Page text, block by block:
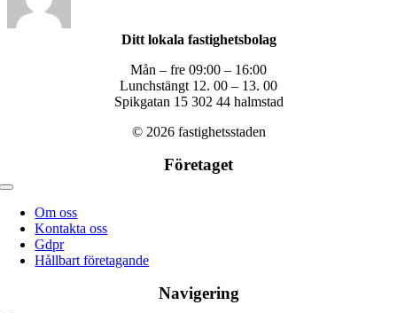
Ditt lokala fastighetsbolag
Mån – fre 09:00 – 16:00
Lunchstängt 12. 00 – 13. 00
Spikgatan 15 302 44 halmstad
© 2026 fastighetsstaden
Företaget
Toggle
navigationOm oss
Kontakta oss
Gdpr
Hållbart företagande
Navigering